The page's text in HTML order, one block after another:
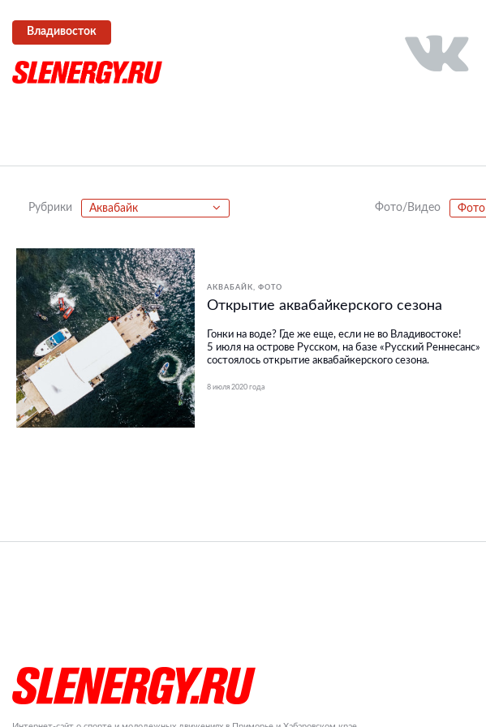
Владивосток
Рубрики Аквабайк Фото/Видео Фото
АКВАБАЙК ФОТО
Открытие аквабайкерского сезона
Гонки на воде? Где же еще, если не во Владивостоке!
5 июля на острове Русском, на базе «Русский Реннесанс»
состоялось открытие аквабайкерского сезона.
8 июля 2020 года